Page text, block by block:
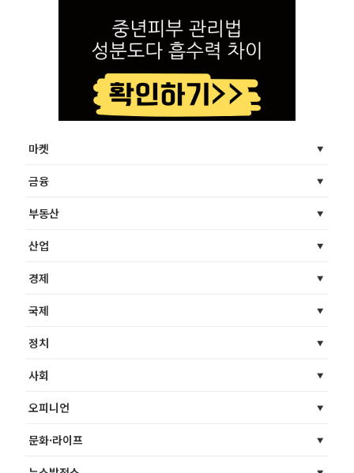
마켓
금융
부동산
산업
경제
국제
정치
사회
오피니언
문화·라이프